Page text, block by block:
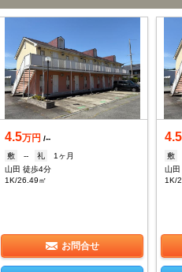
4.5万円 /--
敷
-- 礼
1ヶ月
山田 徒歩4分
1K/26.49㎡
お問合せ
4.5
敷
山田
1K/